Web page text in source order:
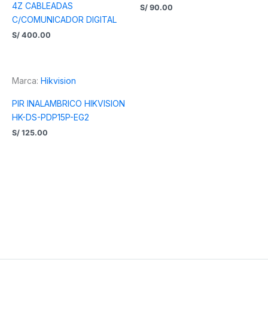
4Z CABLEADAS
C/COMUNICADOR DIGITAL
S/ 400.00
S/ 90.00
Marca: Hikvision
PIR INALAMBRICO HIKVISION
HK-DS-PDP15P-EG2
S/ 125.00